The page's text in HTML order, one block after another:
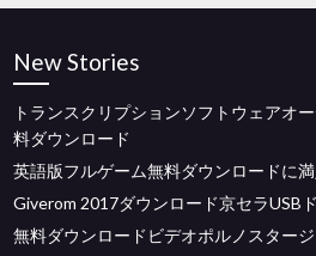
New Stories
トランスクリプションソフトウェアオ
料ダウンロード
英語版フルゲーム無料ダウンロードに
Giverom 2017ダウンロード京セラUSB
無料ダウンロードビデオポルノスター